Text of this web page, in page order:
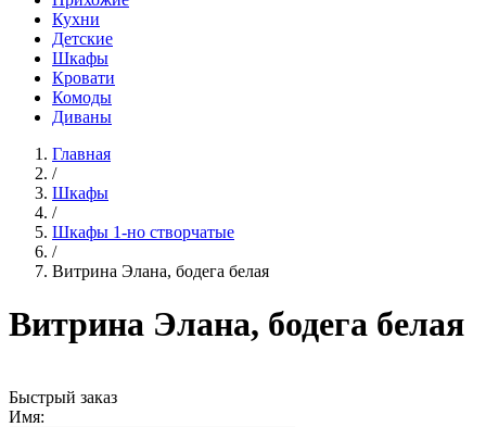
Кухни
Детские
Шкафы
Кровати
Комоды
Диваны
Главная
/
Шкафы
/
Шкафы 1-но створчатые
/
Витрина Элана, бодега белая
Витрина Элана, бодега белая
Быстрый заказ
Имя: